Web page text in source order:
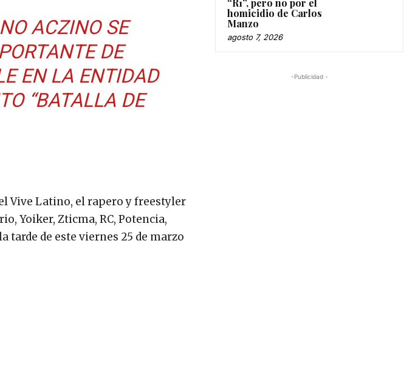
ACZINO SE
DE
EN LA ENTIDAD
“BATALLA DE
Vive Latino, el rapero y freestyler
Yoiker, Zticma, RC, Potencia,
tarde de este viernes 25 de marzo
homicidio de Carlos
Manzo
agosto 7, 2026
-Publicidad -